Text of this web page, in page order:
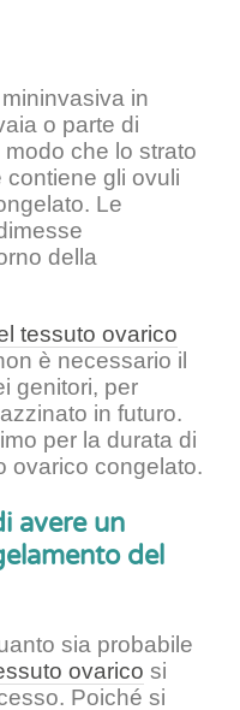
in
o parte di
modo che lo strato
contiene gli ovuli
Le
della
tessuto ovarico
è necessario il
genitori, per
in futuro.
per la durata di
ovarico congelato.
avere un
del
sia probabile
ovarico si
Poiché si